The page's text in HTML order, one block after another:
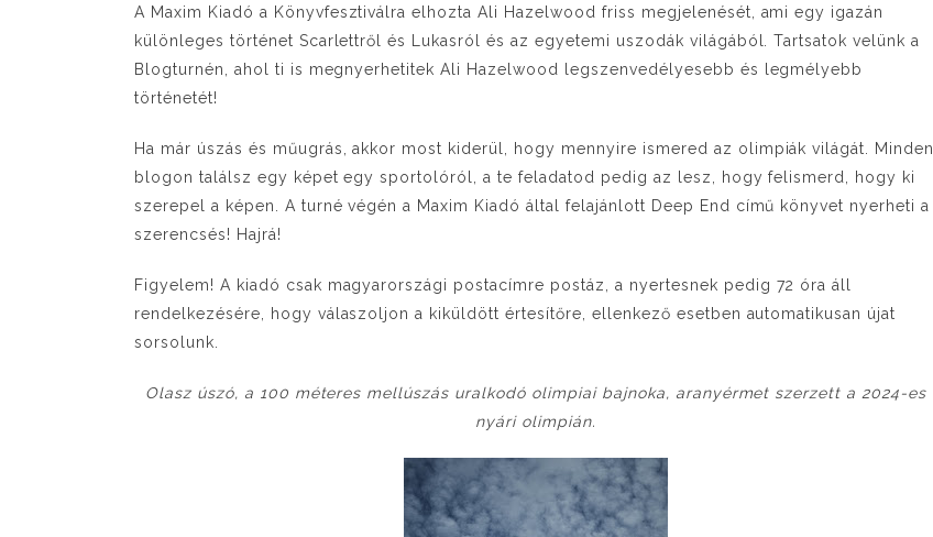
A Maxim Kiadó a Könyvfesztiválra elhozta Ali Hazelwood friss megjelenését, ami egy igazán
különleges történet Scarlettről és Lukasról és az egyetemi uszodák világából. Tartsatok velünk a
Blogturnén, ahol ti is megnyerhetitek Ali Hazelwood legszenvedélyesebb és legmélyebb
történetét!
Ha már úszás és műugrás, akkor most kiderül, hogy mennyire ismered az olimpiák világát. Minden
blogon találsz egy képet egy sportolóról, a te feladatod pedig az lesz, hogy felismerd, hogy ki
szerepel a képen. A turné végén a Maxim Kiadó által felajánlott Deep End című könyvet nyerheti a
szerencsés! Hajrá!
Figyelem! A kiadó csak magyarországi postacímre postáz, a nyertesnek pedig 72 óra áll
rendelkezésére, hogy válaszoljon a kiküldött értesítőre, ellenkező esetben automatikusan újat
sorsolunk.
Olasz úszó, a 100 méteres mellúszás uralkodó olimpiai bajnoka, aranyérmet szerzett a 2024-es
nyári olimpián.